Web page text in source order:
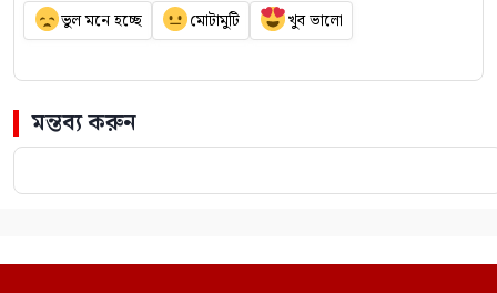
ভুল মনে হচ্ছে মোটামুটি খুব ভালো
মন্তব্য করুন